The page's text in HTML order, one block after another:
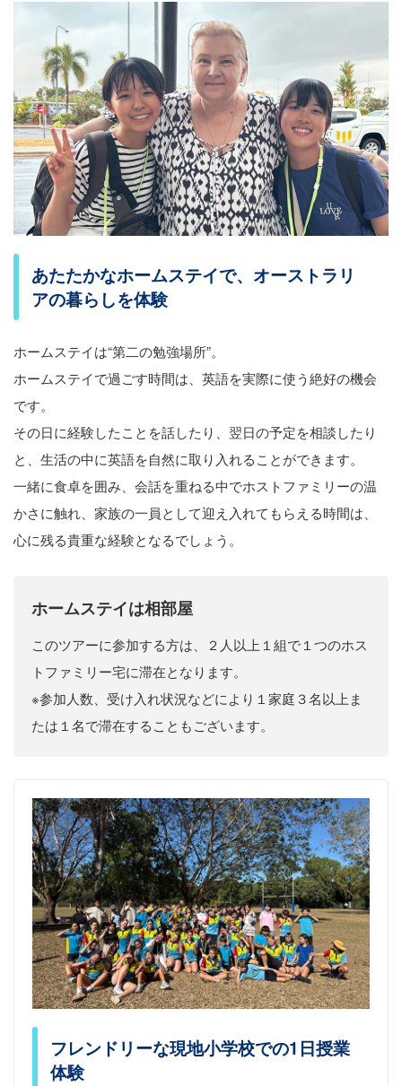
あたたかなホームステイで、オーストラリ
アの暮らしを体験
ホームステイは“第二の勉強場所”。
ホームステイで過ごす時間は、英語を実際に使う絶好の機会
です。
その日に経験したことを話したり、翌日の予定を相談したり
と、生活の中に英語を自然に取り入れることができます。
一緒に食卓を囲み、会話を重ねる中でホストファミリーの温
かさに触れ、家族の一員として迎え入れてもらえる時間は、
心に残る貴重な経験となるでしょう。
ホームステイは相部屋
このツアーに参加する方は、２人以上１組で１つのホス
トファミリー宅に滞在となります。
※参加人数、受け入れ状況などにより１家庭３名以上ま
たは１名で滞在することもございます。
フレンドリーな現地小学校での1日授業
体験